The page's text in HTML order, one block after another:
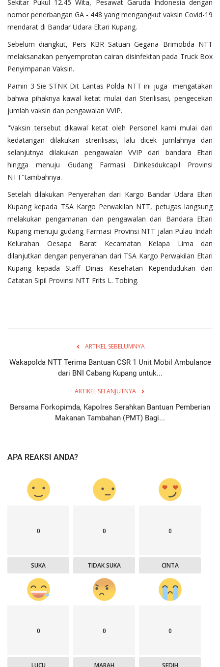
Sekitar Pukul 12.45 Wita, Pesawat Garuda Indonesia dengan
nomor penerbangan GA - 448 yang mengangkut vaksin Covid-19
mendarat di Bandar Udara Eltari Kupang.
Sebelum diangkut, Pers KBR Satuan Gegana Brimobda NTT
melaksanakan penyemprotan cairan disinfektan pada Truck Box
Penyimpanan Vaksin.
Pamin 3 Sie STNK Dit Lantas Polda NTT ini juga mengatakan
bahwa pihaknya kawal ketat mulai dari Sterilisasi, pengecekan
jumlah vaksin dan pengawalan VVIP.
"Vaksin tersebut dikawal ketat oleh Personel kami mulai dari
kedatangan dilakukan strerilisasi, lalu dicek jumlahnya dan
selanjutnya dilakukan pengawalan VVIP dari bandara Eltari
hingga menuju Gudang Farmasi Dinkesdukcapil Provinsi
NTT"tambahnya.
Setelah dilakukan Penyerahan dari Kargo Bandar Udara Eltari
Kupang kepada TSA Kargo Perwakilan NTT, petugas langsung
melakukan pengamanan dan pengawalan dari Bandara Eltari
Kupang menuju gudang Farmasi Provinsi NTT jalan Pulau Indah
Kelurahan Oesapa Barat Kecamatan Kelapa Lima dan
dilanjutkan dengan penyerahan dari TSA Kargo Perwakilan Eltari
Kupang kepada Staff Dinas Kesehatan Kependudukan dan
Catatan Sipil Provinsi NTT Frits L. Tobing.
ARTIKEL SEBELUMNYA
Wakapolda NTT Terima Bantuan CSR 1 Unit Mobil Ambulance
dari BNI Cabang Kupang untuk...
ARTIKEL SELANJUTNYA
Bersama Forkopimda, Kapolres Serahkan Bantuan Pemberian
Makanan Tambahan (PMT) Bagi...
APA REAKSI ANDA?
0
SUKA
0
TIDAK SUKA
0
CINTA
0
LUCU
0
MARAH
0
SEDIH